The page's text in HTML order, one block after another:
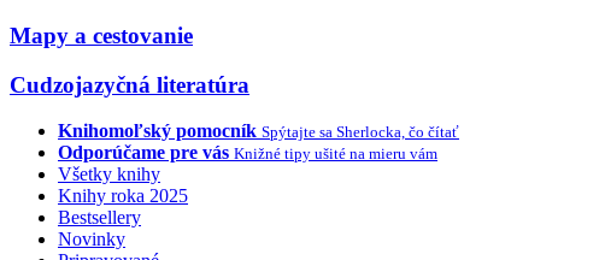
Mapy a cestovanie
Cudzojazyčná literatúra
Knihomoľský pomocník Spýtajte sa Sherlocka, čo čítať
Odporúčame pre vás Knižné tipy ušité na mieru vám
Všetky knihy
Knihy roka 2025
Bestsellery
Novinky